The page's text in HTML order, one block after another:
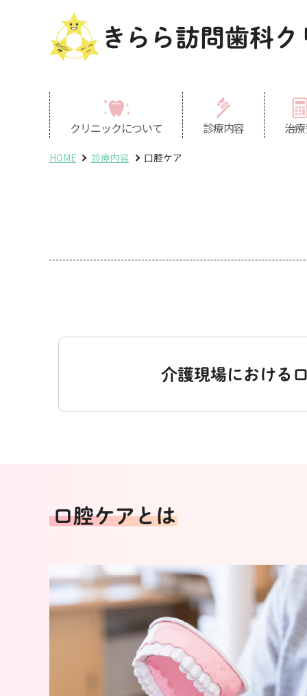
きらら訪問歯科ク
クリニックについて 診療内容 治
HOME 診療内容 口腔ケア
介護現場における
口腔ケアとは